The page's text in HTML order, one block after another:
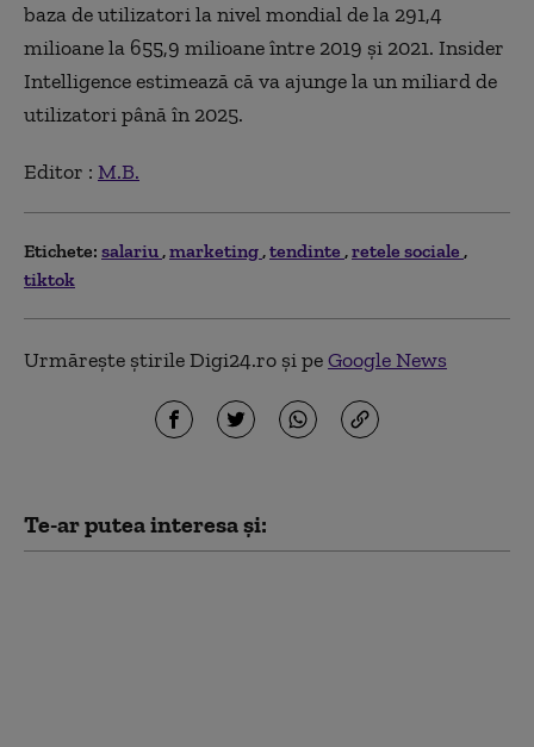
baza de utilizatori la nivel mondial de la 291,4
milioane la 655,9 milioane între 2019 și 2021. Insider
Intelligence estimează că va ajunge la un miliard de
utilizatori până în 2025.
Editor : M.B.
Etichete: salariu marketing tendinte retele sociale
tiktok
Urmărește știrile Digi24.ro și peGoogle News
Te-ar putea interesa și: